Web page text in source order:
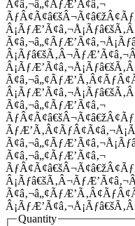
Ã¢â‚¬â„¢ÃƒÆ’Ã¢â‚¬
Ã¢â‚¬â„¢ÃƒÆ’Ã¢â‚¬
Ã¢â‚¬â„¢ÃƒÆ’Ã¢â‚¬
Quantity